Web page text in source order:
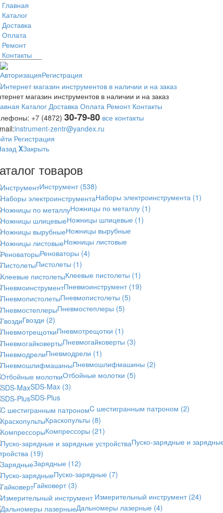
Главная
Каталог
Доставка
Оплата
Ремонт
Контакты
АвторизацияРегистрация
магазин инструментов в наличии и на заказ
Каталог Доставка Оплата Ремонт Контакты
+7 (4872) 30-79-80 все контакты
instrument-zentr@yandex.ru
Регистрация
XЗакрыть
товаров
Инструмент (538)
Наборы электроинструмента (1)
Ножницы по металлу (1)
Ножницы шлицевые (1)
Ножницы вырубные
Ножницы листовые
Реноваторы (4)
Пистолеты (1)
Клеевые пистолеты (1)
Пневмоинструмент (19)
Пневмопистолеты (5)
Пневмостеплеры (5)
Гвозди (2)
Пневмотрещотки (1)
Пневмогайковерты (3)
Пневмодрели (1)
Пневмошлифмашины (2)
Отбойные молотки (5)
SDS-Max (3)
SDS-Plus
C шестигранным патроном (2)
Краскопульты (8)
Компрессоры (21)
Пуско-зарядные и
(19)
Зарядные (12)
Пуско-зарядные (7)
Гайковерт (3)
Измерительный инструмент (24)
Дальномеры лазерные (4)